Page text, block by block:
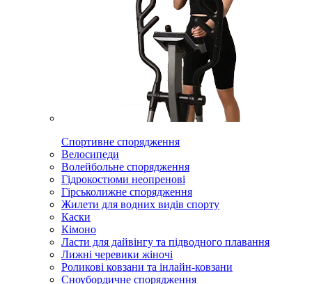
Спортивне спорядження
Велосипеди
Волейбольне спорядження
Гідрокостюми неопренові
Гірськолижне спорядження
Жилети для водних видів спорту
Каски
Кімоно
Ласти для дайвінгу та підводного плавання
Лижні черевики жіночі
Роликові ковзани та інлайн-ковзани
Сноубордичне спорядження